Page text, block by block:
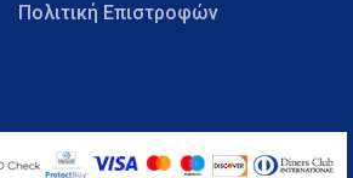
Πολιτική Επιστροφών